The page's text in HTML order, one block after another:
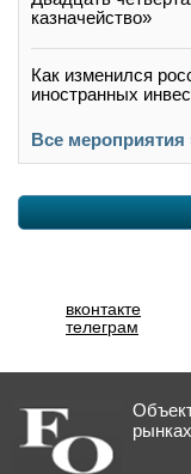
казначейство»
Как изменился
иностранных
Все мероприятия
вконтакте
телеграм